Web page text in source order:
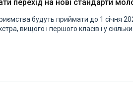
перехід на нові стандарти
будуть приймати до 1 січня
вищого і першого класів і у